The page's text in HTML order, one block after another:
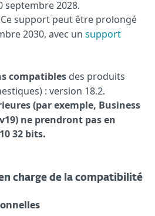
septembre 2028.
Ce support peut être prolongé
2030, avec un support
compatibles des produits
: version 18.2.
(par exemple, Business
ne prendront pas en
32 bits.
charge de la compatibilité